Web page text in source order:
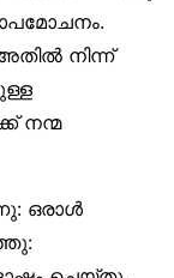
നിന്ന്
നന്മ
ഒരാൾ